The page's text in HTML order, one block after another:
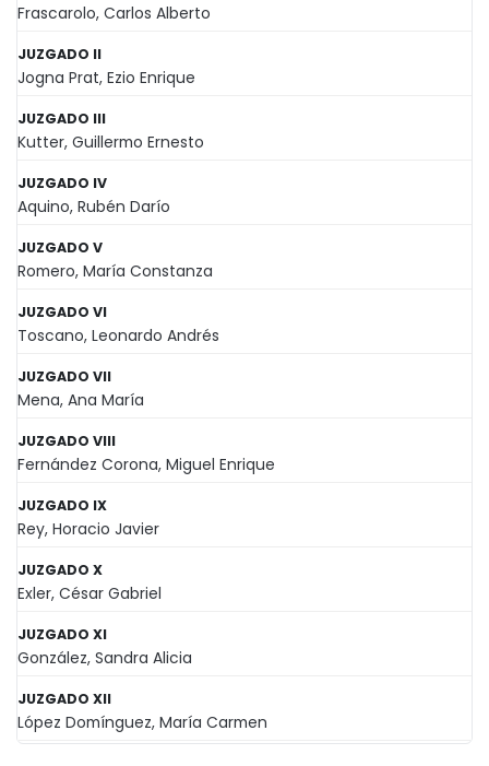
Frascarolo, Carlos Alberto
JUZGADO II
Jogna Prat, Ezio Enrique
JUZGADO III
Kutter, Guillermo Ernesto
JUZGADO IV
Aquino, Rubén Darío
JUZGADO V
Romero, María Constanza
JUZGADO VI
Toscano, Leonardo Andrés
JUZGADO VII
Mena, Ana María
JUZGADO VIII
Fernández Corona, Miguel Enrique
JUZGADO IX
Rey, Horacio Javier
JUZGADO X
Exler, César Gabriel
JUZGADO XI
González, Sandra Alicia
JUZGADO XII
López Domínguez, María Carmen